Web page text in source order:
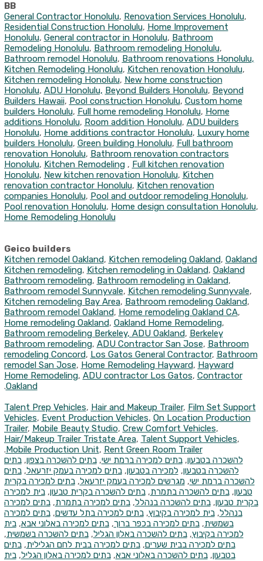
BB
General Contractor Honolulu, Renovation Services Honolulu,
Residential Construction Honolulu, Home Improvement
Honolulu, General contractor in Honolulu, Bathroom
Remodeling Honolulu, Bathroom remodeling Honolulu,
Bathroom remodel Honolulu, Bathroom renovations Honolulu,
Kitchen Remodeling Honolulu, Kitchen renovation Honolulu,
Kitchen remodeling Honolulu, New home construction
Honolulu, ADU Honolulu, Beyond Builders Honolulu, Beyond
Builders Hawaii, Pool construction Honolulu, Custom home
builders Honolulu, Full home remodeling Honolulu, Home
additions Honolulu, Room addition Honolulu, ADU builders
Honolulu, Home additions contractor Honolulu, Luxury home
builders Honolulu, Green building Honolulu, Full bathroom
renovation Honolulu, Bathroom renovation contractors
Honolulu, Kitchen Remodeling, Full kitchen renovation
Honolulu, New kitchen renovation Honolulu, Kitchen
renovation contractor Honolulu, Kitchen renovation
companies Honolulu, Pool and outdoor remodeling Honolulu,
Pool renovation Honolulu, Home design consultation Honolulu,
Home Remodeling Honolulu
Geico builders
Kitchen remodel Oakland, Kitchen remodeling Oakland, Oakland
Kitchen remodeling, Kitchen remodeling in Oakland, Oakland
Bathroom remodeling, Bathroom remodeling in Oakland,
Bathroom remodel Sunnyvale, Kitchen remodeling Sunnyvale,
Kitchen remodeling Bay Area, Bathroom remodeling Oakland,
Bathroom remodel Oakland, Home remodeling Oakland CA,
Home remodeling Oakland, Oakland Home Remodeling,
Bathroom remodeling Berkeley, ADU Oakland, Berkeley
Bathroom remodeling, ADU Contractor San Jose, Bathroom
remodeling Concord, Los Gatos General Contractor, Bathroom
remodel San Jose, Home Remodeling Hayward, Hayward
Home Remodeling, ADU contractor Los Gatos, Contractor
Oakland
.
Talent Prep Vehicles, Hair and Makeup Trailer, Film Set Support
Vehicles, Event Production Vehicles, On Location Production
Trailer, Mobile Beauty Studio, Crew Comfort Vehicles,
Hair/Makeup Trailer Tristate Area, Talent Support Vehicles,
Mobile Production Unit, Rent Green Room Trailer
.
להשכרה בטבעון,בתים למכירה ברמת ישי,בתים להשכרה בצפון,בתים
להשכרה בטבעון, למכירה בטבעון,בתים למכירה בעמק יזרעאל,בתים
להשכרה ברמת ישי, מגרשים למכירה בעמק יזרעאל,בתים למכירה בקרית
טבעון,בתים להשכרה בתמרת,בתים להשכרה בקרית טבעון,בית למכירה
בקרית טבעון,בתים להשכרה בנהלל,בתים למכירה בתמרת,בתים למכירה
בנהלל,בית למכירה בקיבוץ,בתים למכירה בתל עדשים,בתים למכירה
בשמשית,בתים למכירה בכפר ברוך,בתים למכירה באלוני אבא,בית
למכירה בקיבוץ,בתים להשכרה באלון הגליל,בתים להשכרה בשמשית,
בתים למכירה בבית שערים,בתים למכירה בבית לחם הגלילית,בתים
בטבעון,בתים להשכרה באלוני אבא,בתים למכירה באלון הגליל,בית